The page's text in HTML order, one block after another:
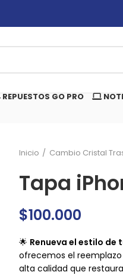
REPUESTOS GO PRO
Inicio
Cambio Cristal
Tapa
$100.000
🌟 Renueva el estilo
ofrecemos el reemplazo
alta calidad que